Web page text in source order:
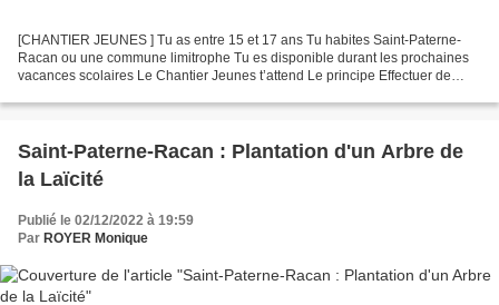
[CHANTIER JEUNES ] Tu as entre 15 et 17 ans Tu habites Saint-Paterne-
Racan ou une commune limitrophe Tu es disponible durant les prochaines
vacances scolaires Le Chantier Jeunes t’attend Le principe Effectuer de
Saint-Paterne-Racan : Plantation d'un Arbre de
la Laïcité
Publié le 02/12/2022 à 19:59
Par ROYER Monique